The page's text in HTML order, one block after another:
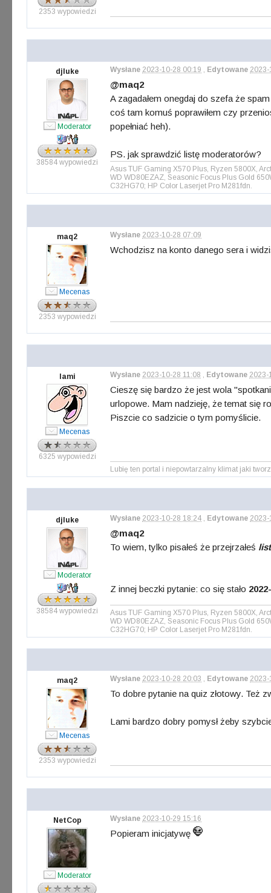
2353 wypowiedzi
djluke
Moderator
38584 wypowiedzi
Wysłane 2023-10-28 00:19 , Edytowane
@maq2
A zagadałem onegdaj do szefa że
coś tam komuś poprawiłem czy
popełniać heh).
PS. jak sprawdzić listę moderatorów?
Asus TUF Gaming X570 Plus, Ryzen 5800X,
WD WD80EZAZ, Seasonic Focus Plus Gold
C32HG70; HP Color Laserjet Pro M281fdn.
maq2
Mecenas
2353 wypowiedzi
Wysłane 2023-10-28 07:09
Wchodzisz na konto danego sera i
lami
Mecenas
6325 wypowiedzi
Wysłane 2023-10-28 11:08 , Edytowane 2023-
Cieszę się bardzo że jest wola
urlopowe. Mam nadzieję, że temat się
Piszcie co sadzicie o tym pomyślicie.
Lubię ten portal i niepowtarzalny klimat jaki
djluke
Moderator
38584 wypowiedzi
Wysłane 2023-10-28 18:24 , Edytowane
@maq2
To wiem, tylko pisałeś że przejrzałeś
Z innej beczki pytanie: co się stało
Asus TUF Gaming X570 Plus, Ryzen 5800X,
WD WD80EZAZ, Seasonic Focus Plus Gold
C32HG70; HP Color Laserjet Pro M281fdn.
maq2
Mecenas
2353 wypowiedzi
Wysłane 2023-10-28 20:03 , Edytowane
To dobre pytanie na quiz złotowy. Też
Lami bardzo dobry pomysł żeby
NetCop
Moderator
Wysłane 2023-10-29 15:16
Popieram inicjatywę